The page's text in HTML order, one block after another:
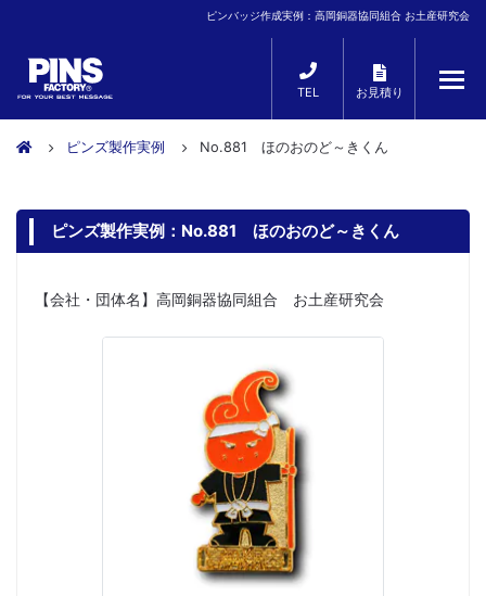
ピンバッジ作成実例：高岡銅器協同組合 お土産研究会
TEL お見積り
ピンズ製作実例 No.881 ほのおのど～きくん
ピンズ製作実例：No.881 ほのおのど～きくん
【会社・団体名】高岡銅器協同組合 お土産研究会